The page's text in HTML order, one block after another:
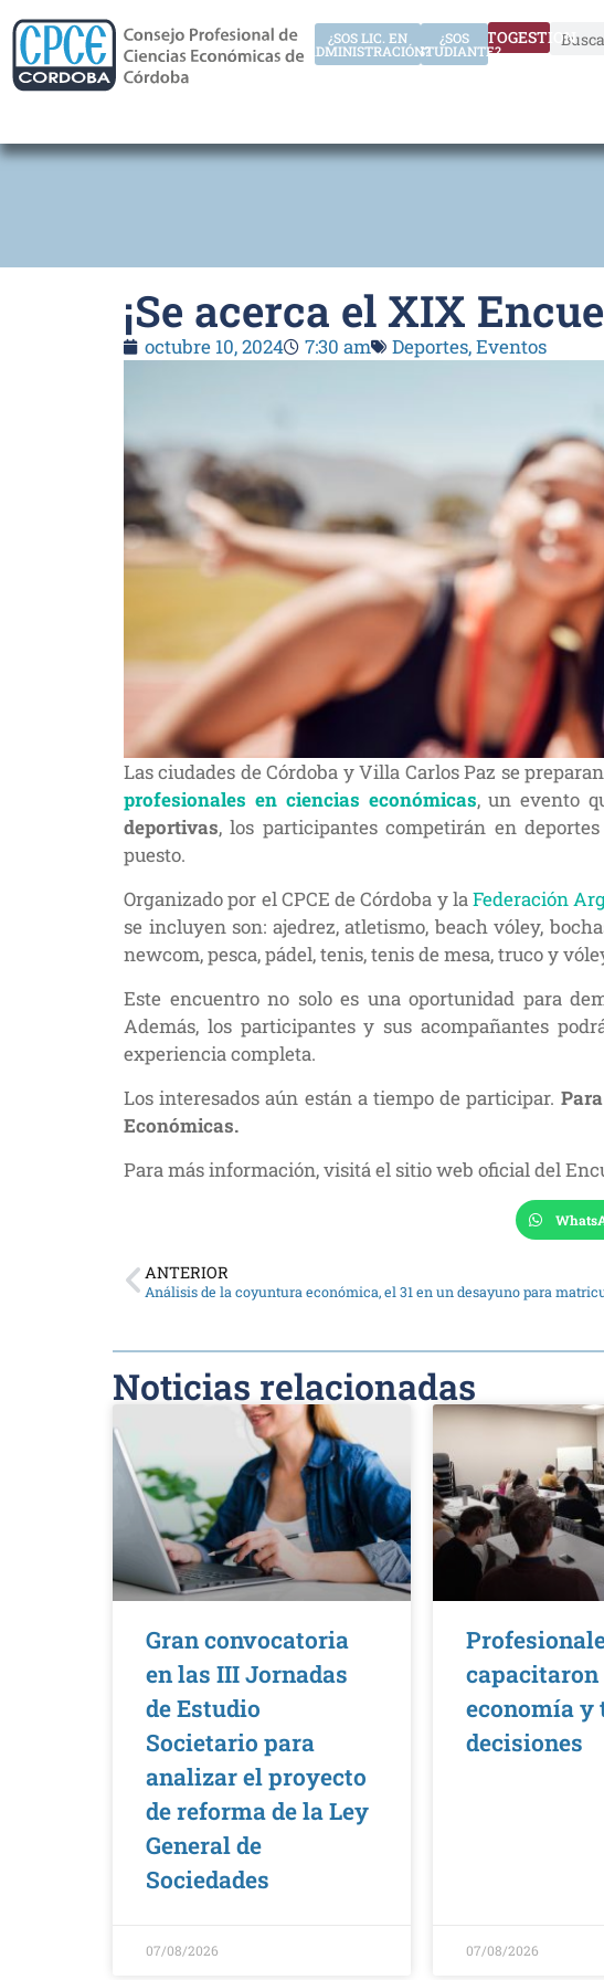
AUTOGESTION
¿SOS
ESTUDIANTE?
¿SOS LIC. EN
ADMINISTRACIÓN?
¡Se acerca el XIX
octubre 10, 2024 7:30 am Deportes,Eventos
Las ciudades de Córdoba y Villa Carlos Paz se
profesionales en ciencias económicas, un evento
deportivas, los participantes competirán en
puesto.
Organizado por el CPCE de Córdoba y laFederación
se incluyen son: ajedrez, atletismo, beach vóley,
newcom, pesca, pádel, tenis, tenis de mesa, truco y
Este encuentro no solo es una oportunidad para
Además, los participantes y sus acompañantes
experiencia completa.
Los interesados aún están a tiempo de participar.
Económicas.
Para más información, visitá el sitio web oficial del
ANTERIOR
Análisis de la coyuntura económica, el 31 en un desayuno para
Noticias relacionadas
Gran convocatoria
en las III Jornadas
de Estudio
Societario para
analizar el proyecto
de reforma de la Ley
General de
Sociedades
07/08/2026
capacitaron
economía y
decisiones
07/08/2026